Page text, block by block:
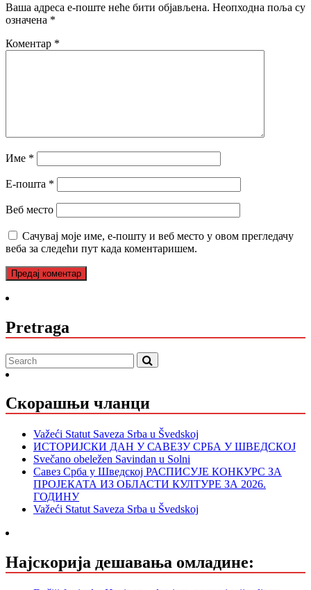
Ваша адреса е-поште неће бити објављена. Неопходна поља су
означена *
Коментар *
Име *
Е-пошта *
Веб место
Сачувај моје име, е-пошту и веб место у овом прегледачу
веба за следећи пут када коментаришем.
Pretraga
Скорашњи чланци
Važeći Statut Saveza Srba u Švedskoj
ИСТОРИЈСКИ ДАН У САВЕЗУ СРБА У ШВЕДСКОЈ
Svečano obeležen Savindan u Solni
Савез Срба у Шведској РАСПИСУЈЕ КОНКУРС ЗА
ПРОЈЕКАТА ИЗ ОБЛАСТИ КУЛТУРЕ ЗА 2026.
ГОДИНУ
Važeći Statut Saveza Srba u Švedskoj
Најскорија дешавања омладине: